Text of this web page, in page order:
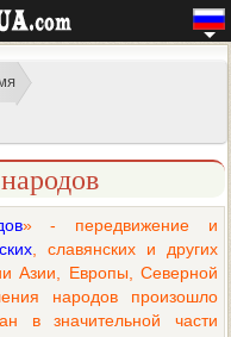
» - передвижение и
, славянских и других
Азии, Европы, Северной
народов произошло
в значительной части